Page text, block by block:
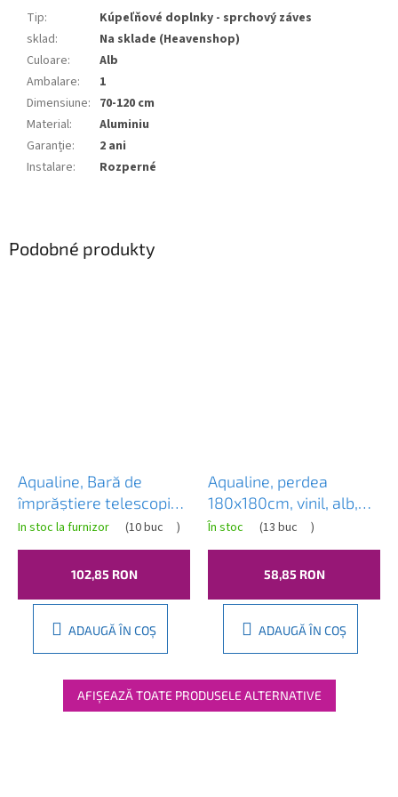
Tip:
Kúpeľňové doplnky - sprchový záves
sklad:
Na sklade (Heavenshop)
Culoare:
Alb
Ambalare:
1
Dimensiune: 70-120 cm
Material:
Aluminiu
Garanție:
2 ani
Instalare: Rozperné
Podobné produkty
Aqualine, Bară de
împrăștiere telescopică
118-215cm, alb, 4061
In stoc la furnizor (10 buc )
102,85 RON
ADAUGĂ ÎN COŞ
Aqualine, perdea
180x180cm, vinil, alb,
0201003 B
În stoc (13 buc )
58,85 RON
ADAUGĂ ÎN COŞ
AFIŞEAZĂ TOATE PRODUSELE ALTERNATIVE